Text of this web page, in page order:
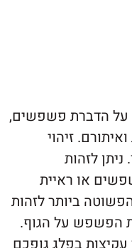
פשפשים,
ראיית
לזהות
על הגוף.